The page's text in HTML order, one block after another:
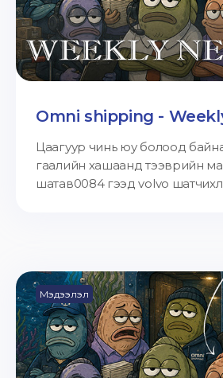
Omni shipping -
Цаагуур чинь юу болоод
гаалийн хашаанд тээврийн
шатав0084 гээд volvo
Мэдээлэл